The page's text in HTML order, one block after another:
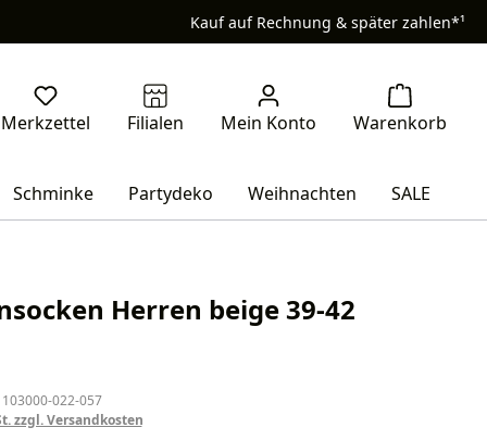
Kauf auf Rechnung & später zahlen*¹
Schminke Partydeko Weihnachten SALE
Herren beige 39-42
022-057
zzgl. Versandkosten